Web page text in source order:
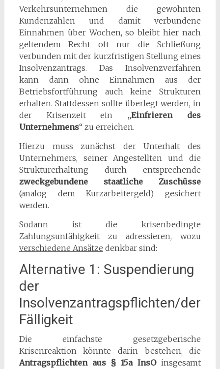
Verkehrsunternehmen die gewohnten
Kundenzahlen und damit verbundene
Einnahmen über Wochen, so bleibt hier nach
geltendem Recht oft nur die Schließung
verbunden mit der kurzfristigen Stellung eines
Insolvenzantrags. Das Insolvenzverfahren
kann dann ohne Einnahmen aus der
Betriebsfortführung auch keine Strukturen
erhalten. Stattdessen sollte überlegt werden, in
der Krisenzeit ein „Einfrieren des
Unternehmens“ zu erreichen.
Hierzu muss zunächst der Unterhalt des
Unternehmers, seiner Angestellten und die
Strukturerhaltung durch entsprechende
zweckgebundene staatliche Zuschüsse
(analog dem Kurzarbeitergeld) gesichert
werden.
Sodann ist die krisenbedingte
Zahlungsunfähigkeit zu adressieren, wozu
verschiedene Ansätze denkbar sind:
Alternative 1: Suspendierung
der
Insolvenzantragspflichten/der
Fälligkeit
Die einfachste gesetzgeberische
Krisenreaktion könnte darin bestehen, die
Antragspflichten aus § 15a InsOinsgesamt